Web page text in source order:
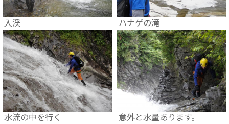
入渓 ハナゲの滝
水流の中を行く 意外と水量あります。